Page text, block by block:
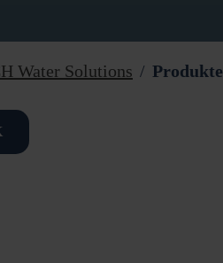
Water Solutions Produkte